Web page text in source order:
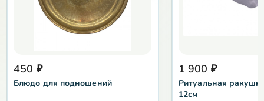
450 ₽
Блюдо для подношений
1 900 ₽
Ритуальная
12см